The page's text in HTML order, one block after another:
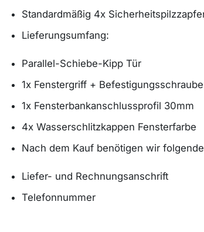
Standardmäßig 4x
Lieferungsumfang:
Parallel-Schiebe-Kipp Tür
1x Fenstergriff +
1x Fensterbankanschlussprofil 30mm
4x Wasserschlitzkappen Fensterfarbe
Nach dem Kauf benötigen wir
Liefer- und Rechnungsanschrift
Telefonnummer